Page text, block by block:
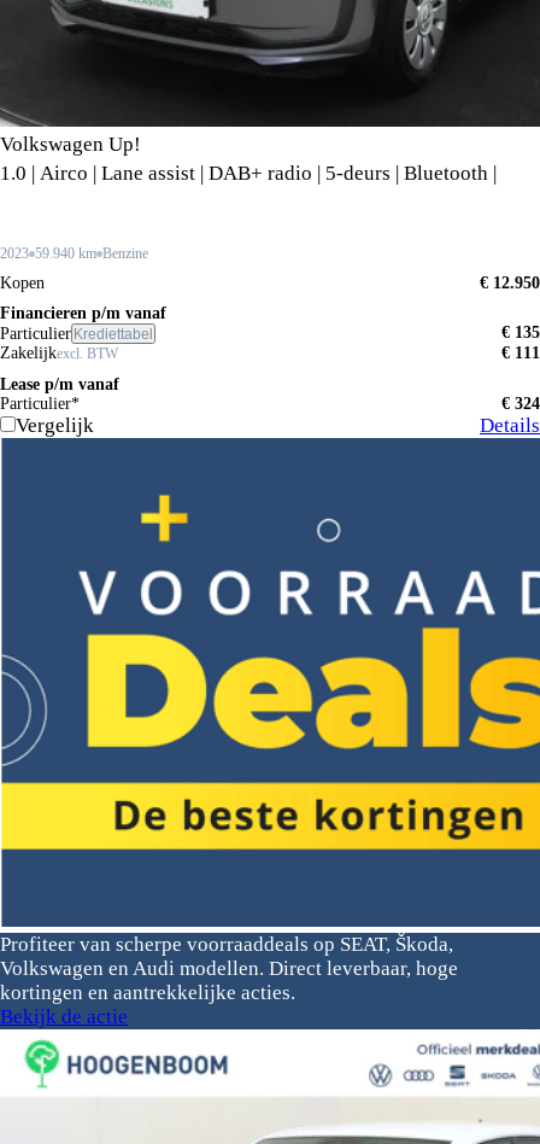
Volkswagen Up!
1.0 | Airco | Lane assist | DAB+ radio | 5-deurs | Bluetooth |
2023 59.940 km Benzine
Kopen
€ 12.950
Financieren p/m vanaf
Particulier Krediettabel
€ 135
Zakelijkexcl. BTW
€ 111
Lease p/m vanaf
Particulier*
€ 324
Vergelijk Details
Profiteer van scherpe voorraaddeals op SEAT, Škoda,
Volkswagen en Audi modellen. Direct leverbaar, hoge
kortingen en aantrekkelijke acties.
Bekijk de actie